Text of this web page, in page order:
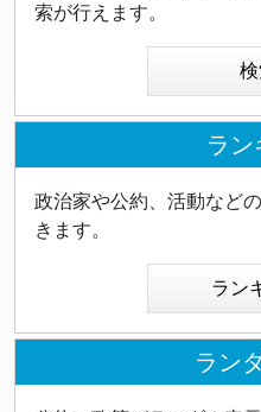
索が行えます。
ラン
政治家や公約、活動など
きます。
ラン
ラン